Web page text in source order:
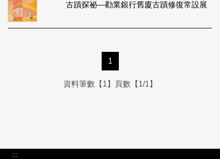
古蹟探祕—勸業銀行舊廈古蹟修復常設展
1
資料筆數【1】頁數【1/1】
:::